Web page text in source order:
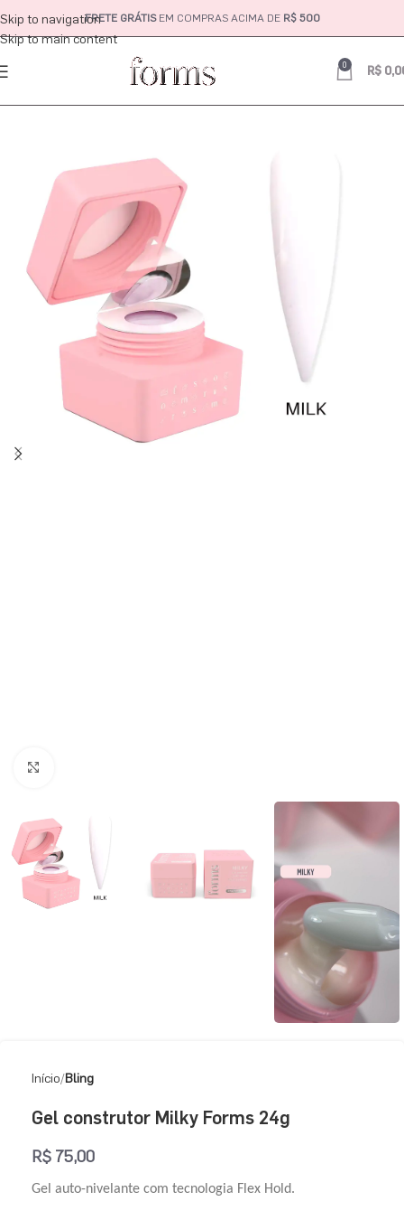
Skip to navigation
Skip to main content
FRETE GRÁTISEM COMPRAS ACIMA DE R$ 500
0 R$
Início Bling
Gel construtor Milky Forms 24g
R$ 75,00
Gel auto-nivelante com tecnologia Flex Hold.